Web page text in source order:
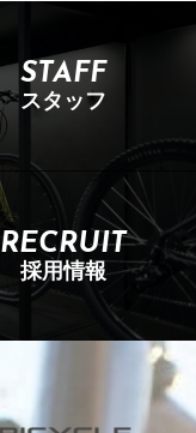
STAFF
スタッフ
RECRUIT
採用情報